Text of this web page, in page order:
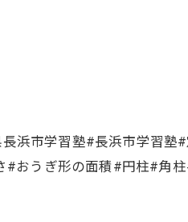
浜市学習塾#長浜市学習
おうぎ形の面積#円柱#角